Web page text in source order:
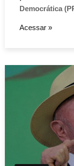
Democrática
Acessar »